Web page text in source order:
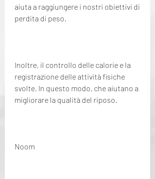
aiuta a raggiungere i nostri obiettivi di
perdita di peso.
Inoltre, il controllo delle calorie e la
registrazione delle attività fisiche
svolte. In questo modo, che aiutano a
migliorare la qualità del riposo.
Noom